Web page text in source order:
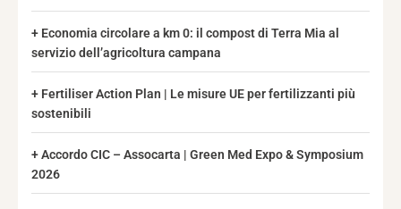
Economia circolare a km 0: il compost di Terra Mia al
servizio dell’agricoltura campana
Fertiliser Action Plan | Le misure UE per fertilizzanti più
sostenibili
Accordo CIC – Assocarta | Green Med Expo & Symposium
2026